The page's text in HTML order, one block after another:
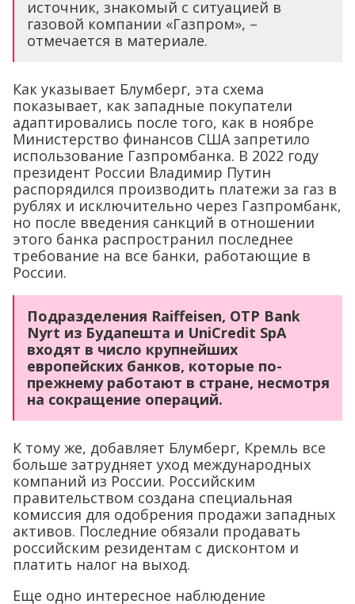
источник, знакомый с ситуацией в
газовой компании «Газпром», –
отмечается в материале.
Как указывает Блумберг, эта схема
показывает, как западные покупатели
адаптировались после того, как в ноябре
Министерство финансов США запретило
использование Газпромбанка. В 2022 году
президент России Владимир Путин
распорядился производить платежи за газ в
рублях и исключительно через Газпромбанк,
но после введения санкций в отношении
этого банка распространил последнее
требование на все банки, работающие в
России.
Подразделения Raiffeisen, OTP Bank
Nyrt из Будапешта и UniCredit SpA
входят в число крупнейших
европейских банков, которые по-
прежнему работают в стране, несмотря
на сокращение операций.
К тому же, добавляет Блумберг, Кремль все
больше затрудняет уход международных
компаний из России. Российским
правительством создана специальная
комиссия для одобрения продажи западных
активов. Последние обязали продавать
российским резидентам с дисконтом и
платить налог на выход.
Еще одно интересное наблюдение